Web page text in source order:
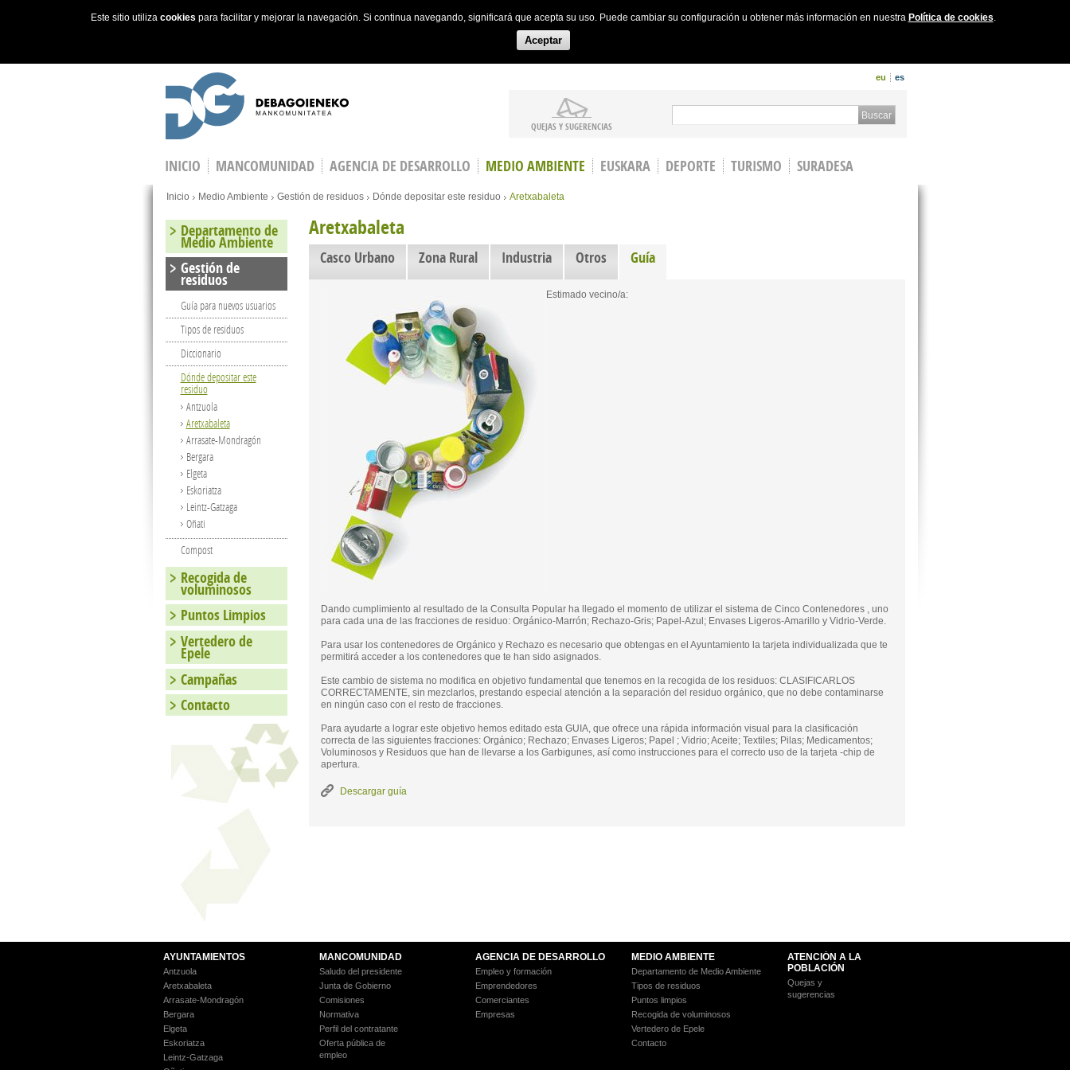
Este sitio utiliza cookies para facilitar y mejorar la navegación. Si continua navegando, significará que acepta su uso. Puede cambiar su configuración u obtener más información en nuestra Política de cookies.
Aceptar
eu es
QUEJAS Y SUGERENCIAS
Search form
INICIO MANCOMUNIDAD AGENCIA DE DESARROLLO MEDIO AMBIENTE EUSKARA DEPORTE TURISMO
SURADESA
You are here
Inicio Medio Ambiente Gestión de residuos Dónde depositar este residuo Aretxabaleta
Aretxabaleta
Casco Urbano Zona Rural Industria Otros Guía(active tab)
Estimado vecino/a:
Dando cumplimiento al resultado de la Consulta Popular ha llegado el momento de utilizar el sistema de Cinco Contenedores , uno
para cada una de las fracciones de residuo: Orgánico-Marrón; Rechazo-Gris; Papel-Azul; Envases Ligeros-Amarillo y Vidrio-Verde.
Para usar los contenedores de Orgánico y Rechazo es necesario que obtengas en el Ayuntamiento la tarjeta individualizada que te
permitirá acceder a los contenedores que te han sido asignados.
Este cambio de sistema no modifica en objetivo fundamental que tenemos en la recogida de los residuos: CLASIFICARLOS
CORRECTAMENTE, sin mezclarlos, prestando especial atención a la separación del residuo orgánico, que no debe contaminarse
en ningún caso con el resto de fracciones.
Para ayudarte a lograr este objetivo hemos editado esta GUIA, que ofrece una rápida información visual para la clasificación
correcta de las siguientes fracciones: Orgánico; Rechazo; Envases Ligeros; Papel ; Vidrio; Aceite; Textiles; Pilas; Medicamentos;
Voluminosos y Residuos que han de llevarse a los Garbigunes, así como instrucciones para el correcto uso de la tarjeta -chip de
apertura.
Descargar guía
Departamento de
Medio Ambiente
Gestión de
residuos
Guía para nuevos usuarios
Tipos de residuos
Diccionario
Dónde depositar este
residuo
Antzuola
Aretxabaleta
Arrasate-Mondragón
Bergara
Elgeta
Eskoriatza
Leintz-Gatzaga
Oñati
Compost
Recogida de
voluminosos
Puntos Limpios
Vertedero de
Epele
Campañas
Contacto
AYUNTAMIENTOS
Antzuola
Aretxabaleta
Arrasate-Mondragón
Bergara
Elgeta
Eskoriatza
Leintz-Gatzaga
MANCOMUNIDAD
Saludo del presidente
Junta de Gobierno
Comisiones
Normativa
Perfil del contratante
Oferta pública de
empleo
AGENCIA DE DESARROLLO
Empleo y formación
Emprendedores
Comerciantes
Empresas
MEDIO AMBIENTE
Departamento de Medio Ambiente
Tipos de residuos
Puntos limpios
Recogida de voluminosos
Vertedero de Epele
Contacto
ATENCIÓN A LA
POBLACIÓN
Quejas y
sugerencias